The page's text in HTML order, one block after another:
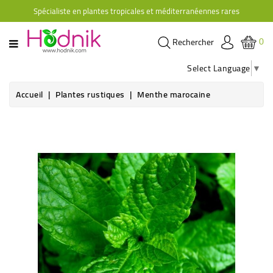
Spécialiste en plantes tropicales et méditerranéennes rares
CATÉGORIE
PLANTES
GRIMPANTES
BRUGMANSIAS
PLANTES
RUSTIQUES
PLANTES
RETOMBANTES
0
Rechercher
Select Language ▼
Accueil
Plantes rustiques Menthe marocaine